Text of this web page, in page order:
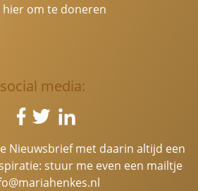
hier om te doneren
media:
Nieuwsbrief met daarin altijd een
stuur me even een mailtje